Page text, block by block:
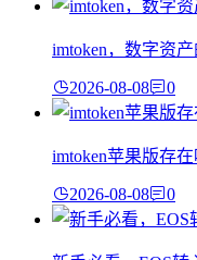
imtoken，数字资
2026-08-08 0
imtoken苹果版存
2026-08-08 0